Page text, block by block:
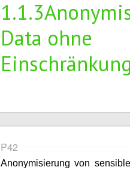
Data ohne
P42
Anonymisierung von